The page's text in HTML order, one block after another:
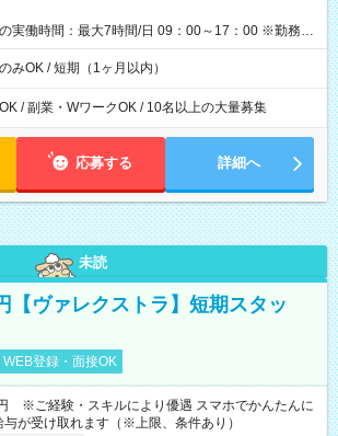
なし
実働時間：最大7時間/日 09：00～17：00 ※勤務時
より異なります。
みOK / 短期（1ヶ月以内）
/ 副業・WワークOK / 10名以上の大量募集
応募する 詳細へ
未読
【ヴァレクストラ】短期スタッ
WEB登録・面接OK
※ご経験・スキルにより優遇 スマホでかんたんに
与が受け取れます（※上限、条件あり）